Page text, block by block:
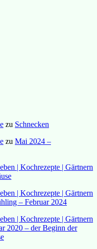
zu Schnecken
zu Mai 2024 –
| Kochrezepte | Gärtnern
| Kochrezepte | Gärtnern
– Februar 2024
| Kochrezepte | Gärtnern
2020 – der Beginn der